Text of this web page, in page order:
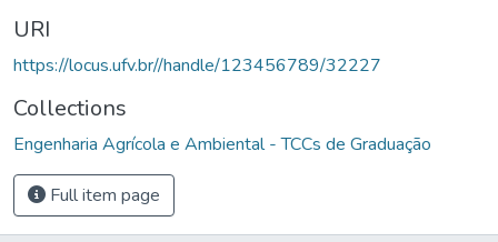
URI
https://locus.ufv.br//handle/123456789/32227
Collections
Engenharia Agrícola e Ambiental - TCCs de Graduação
Full item page